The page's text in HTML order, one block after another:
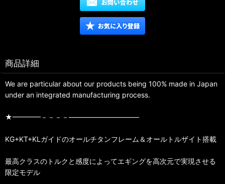
商品詳細
We are particular about our products being 100% made in Japan
under an integrated manufacturing process.
★━━━━－－－－——————————
KG+KT+KLガイドのオールチタンフレーム＆オールトルザイト搭載
最高クラスのトルクと感度によってエギングを高次元で実現させる
限定モデル